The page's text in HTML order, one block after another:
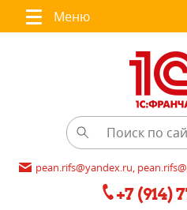
Меню
pean.rifs@yandex.ru,
+7 (914)